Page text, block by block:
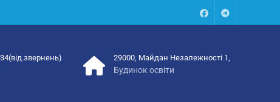
FacebookTalegram
29000, Майдан Незалежності 1,
Будинок освіти